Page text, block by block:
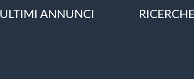
ULTIMI ANNUNCI